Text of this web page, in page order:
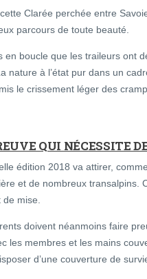
cette Clarée perchée entre
parcours de toute beauté.
en boucle que les traileurs ont
nature à l’état pur dans un
le crissement léger des
QUI NÉCESSITE
édition 2018 va attirer,
et de nombreux transalpins.
de mise.
doivent néanmoins faire
les membres et les mains
d’une couverture de